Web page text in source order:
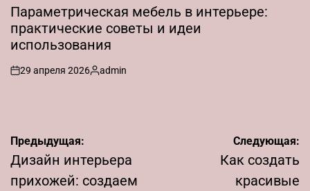
ВПараметрическая мебель в интерьере:
практические советы и идеи
использования
on
29 апреля 2026
Запись
admin
Навигация
по
записям
Предыдущая:
Дизайн интерьера
прихожей: создаем
Следующая:
Как создать
красивые